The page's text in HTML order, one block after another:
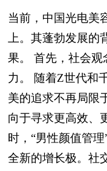
当前，中国光电美
上。其蓬勃发展
果。 首先，社会观
力。 随着Z世代和
美的追求不再局限
向于寻求更高效、
时，“男性颜值管
全新的增长极。社